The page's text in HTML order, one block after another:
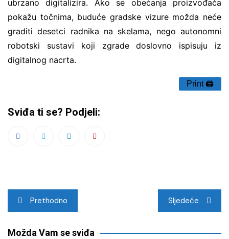
ubrzano digitalizira. Ako se obećanja proizvođača
pokažu točnima, buduće gradske vizure možda neće
graditi desetci radnika na skelama, nego autonomni
robotski sustavi koji zgrade doslovno ispisuju iz
digitalnog nacrta.
Print 🖨
Sviđa ti se? Podjeli:
Navigacija
objava
Prethodno Sljedeće
Možda Vam se sviđa